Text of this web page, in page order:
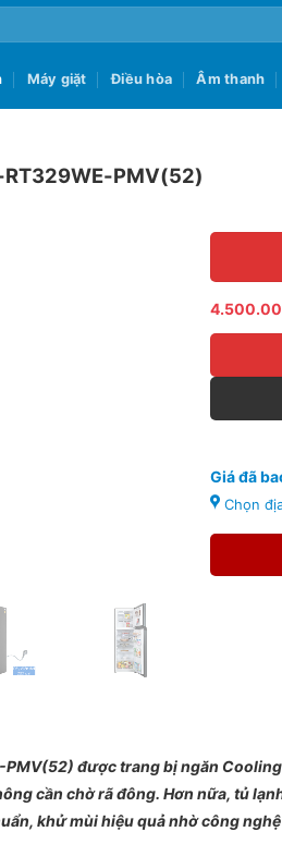
Máy giặt Điều hòa Âm thanh
PMV(52)
Giá đã
Chọn
được trang bị ngăn
cần chờ rã đông. Hơn nữa, tủ
khử mùi hiệu quả nhờ công